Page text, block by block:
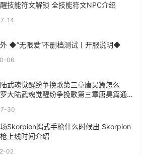
技能符文解锁 全技能符文NPC介绍
14
世界之外 ◆”无限爱”不删档测试丨开服说明◆
06
武魂觉醒纷争挽歌第三章唐昊篇怎么
大陆武魂觉醒纷争挽歌第三章唐昊篇通
30
Skorpion蝎式手枪什么时候出 Skorpion
上线时间介绍
02